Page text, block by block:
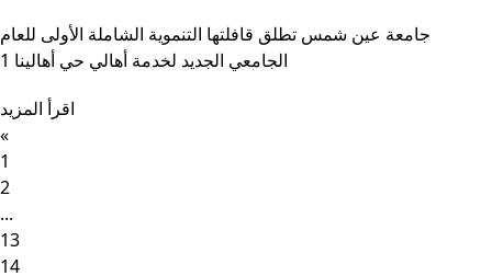
جامعة عين شمس تطلق قافلتها التنموية الشاملة الأولى للعام
الجامعي الجديد لخدمة أهالي حي أهالينا 1
اقرأ المزيد
«
1
2
...
13
14